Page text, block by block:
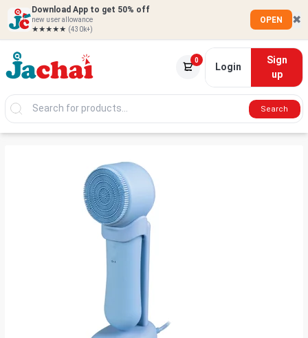
Download App to get 50% off
new user allowance
★★★★★ (430k+)
OPEN ✖
0
Login
Sign
up
Search